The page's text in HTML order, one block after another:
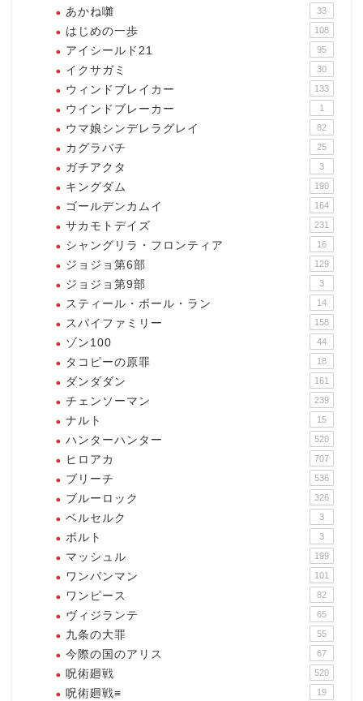
あかね囃 33
はじめの一歩 108
アイシールド21 95
イクサガミ 30
ウィンドブレイカー 133
ウインドブレーカー 1
ウマ娘シンデレラグレイ 82
カグラバチ 25
ガチアクタ 3
キングダム 190
ゴールデンカムイ 164
サカモトデイズ 231
シャングリラ・フロンティア 16
ジョジョ第6部 129
ジョジョ第9部 3
スティール・ボール・ラン 14
スパイファミリー 158
ゾン100 44
タコピーの原罪 18
ダンダダン 161
チェンソーマン 239
ナルト 15
ハンターハンター 520
ヒロアカ 707
ブリーチ 536
ブルーロック 326
ベルセルク 3
ボルト 3
マッシュル 199
ワンパンマン 101
ワンピース 82
ヴィジランテ 65
九条の大罪 55
今際の国のアリス 67
呪術廻戦 520
呪術廻戦≡ 19